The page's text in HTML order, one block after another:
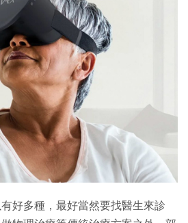
好多種，最好當然要找醫生來診